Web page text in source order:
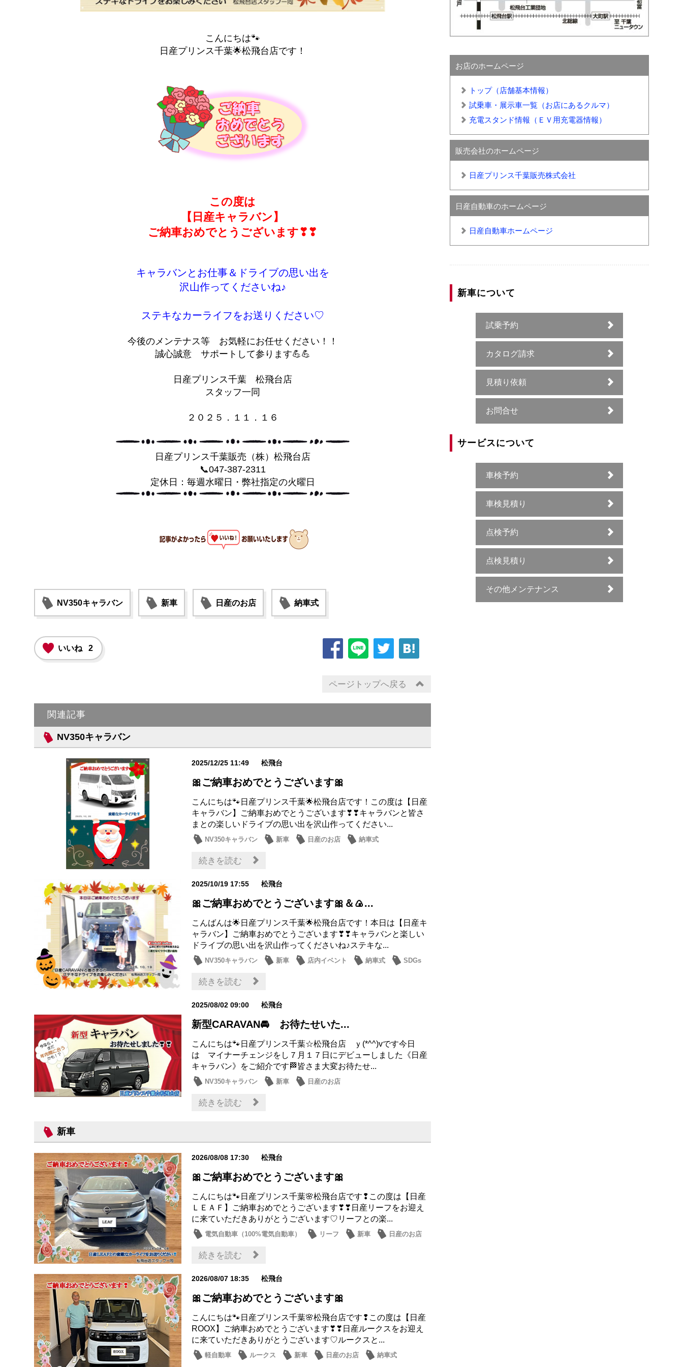
こんにちは🐾
日産プリンス千葉🌟松飛台店です！
この度は
【日産キャラバン】
ご納車おめでとうございます❣❣
キャラバンとお仕事＆ドライブの思い出を
沢山作ってくださいね♪
ステキなカーライフをお送りください♡
今後のメンテナス等 お気軽にお任せください！！
誠心誠意 サポートして参ります💪💪
日産プリンス千葉 松飛台店
スタッフ一同
２０２５．１１．１６
日産プリンス千葉販売（株）松飛台店
📞047-387-2311
定休日：毎週水曜日・弊社指定の火曜日
NV350キャラバン 新車 日産のお店 納車式
いいね 2
ページトップへ戻る
関連記事
NV350キャラバン
2025/12/25 11:49 松飛台
🎀ご納車おめでとうございます🎀
こんにちは🐾日産プリンス千葉🌟松飛台店です！この度は【日産
キャラバン】ご納車おめでとうございます❣❣キャラバンと皆さ
まとの楽しいドライブの思い出を沢山作ってください...
NV350キャラバン 新車 日産のお店 納車式
続きを読む
2025/10/19 17:55 松飛台
🎀ご納車おめでとうございます🎀＆🍙...
こんばんは🌟日産プリンス千葉🌟松飛台店です！本日は【日産キ
ャラバン】ご納車おめでとうございます❣❣キャラバンと楽しい
ドライブの思い出を沢山作ってくださいね♪ステキな...
NV350キャラバン 新車 店内イベント 納車式 SDGs
続きを読む
2025/08/02 09:00 松飛台
新型CARAVAN🚘 お待たせいた...
こんにちは🐾日産プリンス千葉☆松飛台店 ｙ(*^^)vです今日
は マイナーチェンジをし７月１７日にデビューしました《日産
キャラバン》をご紹介です🏁皆さま大変お待たせ...
NV350キャラバン 新車 日産のお店
続きを読む
新車
2026/08/08 17:30 松飛台
🎀ご納車おめでとうございます🎀
こんにちは🐾日産プリンス千葉🌸松飛台店です❢この度は【日産
ＬＥＡＦ】ご納車おめでとうございます❣❣日産リーフをお迎え
に来ていただきありがとうございます♡リーフとの楽...
電気自動車（100%電気自動車） リーフ 新車
日産のお店
続きを読む
2026/08/07 18:35 松飛台
🎀ご納車おめでとうございます🎀
こんにちは🐾日産プリンス千葉🌸松飛台店です❢この度は【日産
ROOX】ご納車おめでとうございます❣❣日産ルークスをお迎え
に来ていただきありがとうございます♡ルークスと...
軽自動車 ルークス 新車 日産のお店 納車式
お店のホームページ
トップ（店舗基本情報）
試乗車・展示車一覧（お店にあるクルマ）
充電スタンド情報（ＥＶ用充電器情報）
販売会社のホームページ
日産プリンス千葉販売株式会社
日産自動車のホームページ
日産自動車ホームページ
新車について
試乗予約
カタログ請求
見積り依頼
お問合せ
サービスについて
車検予約
車検見積り
点検予約
点検見積り
その他メンテナンス